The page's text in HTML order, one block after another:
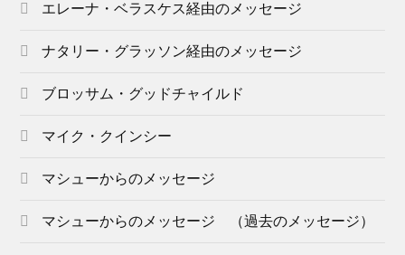
エレーナ・ベラスケス経由のメッセージ
ナタリー・グラッソン経由のメッセージ
ブロッサム・グッドチャイルド
マイク・クインシー
マシューからのメッセージ
マシューからのメッセージ （過去のメッセージ）